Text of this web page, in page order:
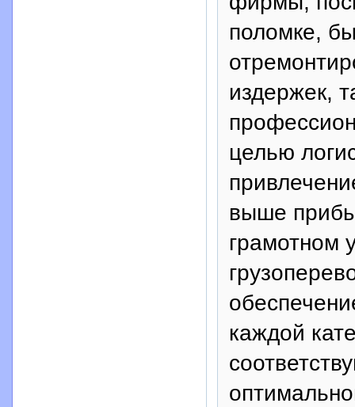
поломке,
издержек,
целью
выше
грамотном
каждой